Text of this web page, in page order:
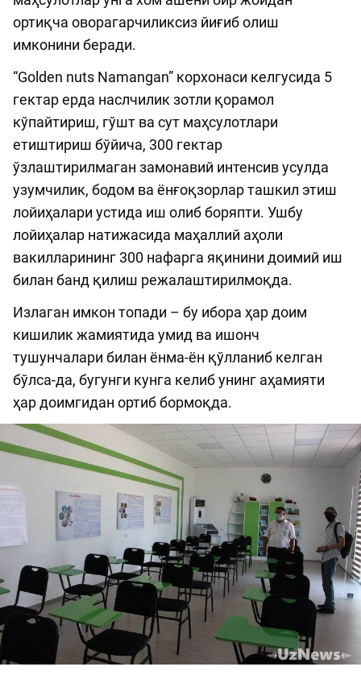
ортиқча оворагарчиликсиз йиғиб олиш
имконини беради.
“Golden nuts Namangan” корхонаси келгусида 5
гектар ерда наслчилик зотли қорамол
кўпайтириш, гўшт ва сут маҳсулотлари
етиштириш бўйича, 300 гектар
ўзлаштирилмаган замонавий интенсив усулда
узумчилик, бодом ва ёнғоқзорлар ташкил этиш
лойиҳалари устида иш олиб боряпти. Ушбу
лойиҳалар натижасида маҳаллий аҳоли
вакилларининг 300 нафарга яқинини доимий иш
билан банд қилиш режалаштирилмоқда.
Излаган имкон топади – бу ибора ҳар доим
кишилик жамиятида умид ва ишонч
тушунчалари билан ёнма-ён қўлланиб келган
бўлса-да, бугунги кунга келиб унинг аҳамияти
ҳар доимгидан ортиб бормоқда.